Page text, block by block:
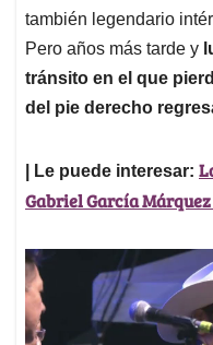
también legendario
Pero años más tarde y
tránsito en el que
del pie derecho
| Le puede interesar:
Gabriel García